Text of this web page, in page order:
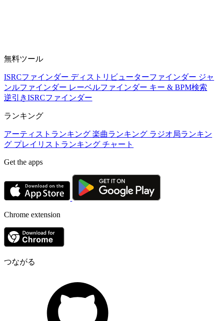
無料ツール
ISRCファインダー ディストリビューターファインダー ジャ
ンルファインダー レーベルファインダー キー & BPM検索
逆引きISRCファインダー
ランキング
アーティストランキング 楽曲ランキング ラジオ局ランキン
グ プレイリストランキング チャート
Get the apps
Chrome extension
つながる